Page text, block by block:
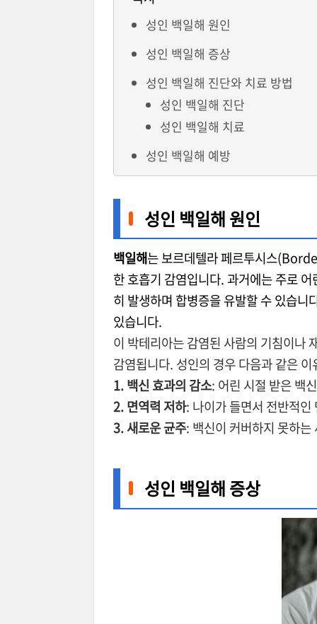
성인 백일해 원인
성인 백일해 증상
성인 백일해 진단와 치료 방법
성인 백일해 진단
성인 백일해 치료
성인 백일해 예방
성인 백일해 원인
백일해는 보르데텔라 페르투시스
한 호흡기 감염입니다. 과거에는 주로
히 발생하며 합병증을 유발할 수 있습
있습니다.
이 박테리아는 감염된 사람의 기침이나
감염됩니다. 성인의 경우 다음과 같은
1. 백신 효과의 감소: 어린 시절 받은 백
2. 면역력 저하: 나이가 들면서 전반적
3. 새로운 균주: 백신이 커버하지 못하
성인 백일해 증상